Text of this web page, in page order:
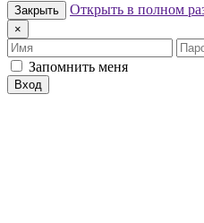
Закрыть Открыть в полном
×
Имя
Запомнить меня
Вход